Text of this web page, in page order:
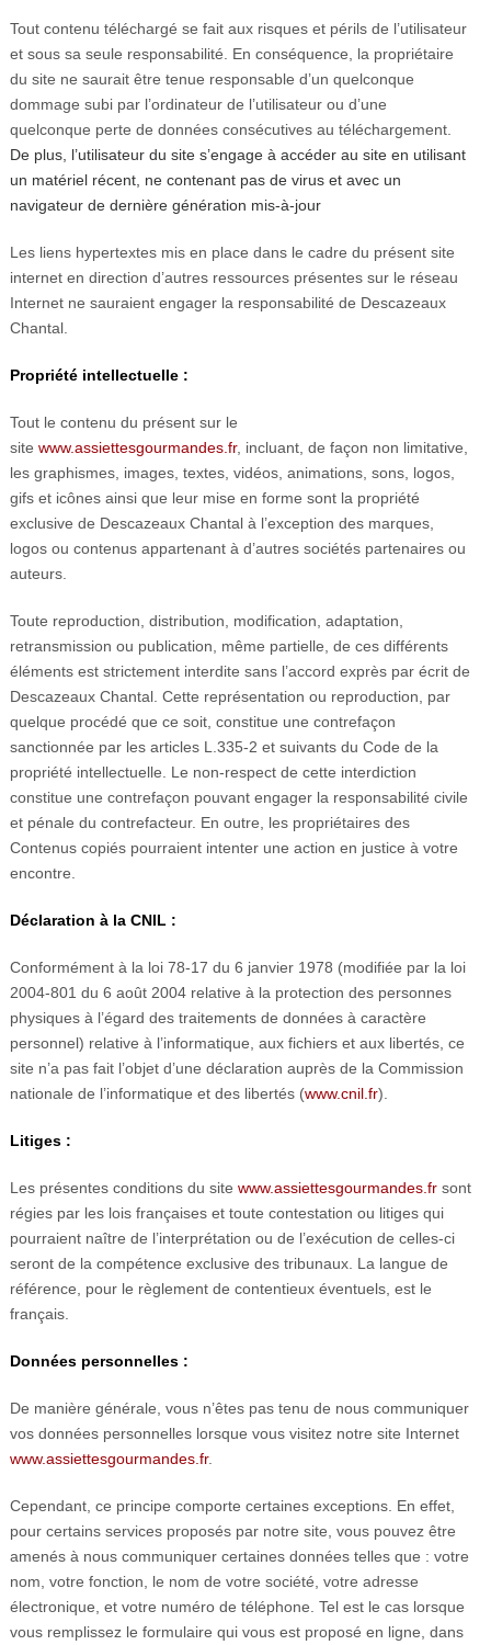
Tout contenu téléchargé se fait aux risques et périls de l’utilisateur
et sous sa seule responsabilité. En conséquence, la propriétaire
du site ne saurait être tenue responsable d’un quelconque
dommage subi par l’ordinateur de l’utilisateur ou d’une
quelconque perte de données consécutives au téléchargement.
De plus, l’utilisateur du site s’engage à accéder au site en utilisant
un matériel récent, ne contenant pas de virus et avec un
navigateur de dernière génération mis-à-jour
Les liens hypertextes mis en place dans le cadre du présent site
internet en direction d’autres ressources présentes sur le réseau
Internet ne sauraient engager la responsabilité de Descazeaux
Chantal.
Propriété intellectuelle :
Tout le contenu du présent sur le
site www.assiettesgourmandes.fr, incluant, de façon non limitative,
les graphismes, images, textes, vidéos, animations, sons, logos,
gifs et icônes ainsi que leur mise en forme sont la propriété
exclusive de Descazeaux Chantal à l’exception des marques,
logos ou contenus appartenant à d’autres sociétés partenaires ou
auteurs.
Toute reproduction, distribution, modification, adaptation,
retransmission ou publication, même partielle, de ces différents
éléments est strictement interdite sans l’accord exprès par écrit de
Descazeaux Chantal. Cette représentation ou reproduction, par
quelque procédé que ce soit, constitue une contrefaçon
sanctionnée par les articles L.335-2 et suivants du Code de la
propriété intellectuelle. Le non-respect de cette interdiction
constitue une contrefaçon pouvant engager la responsabilité civile
et pénale du contrefacteur. En outre, les propriétaires des
Contenus copiés pourraient intenter une action en justice à votre
encontre.
Déclaration à la CNIL :
Conformément à la loi 78-17 du 6 janvier 1978 (modifiée par la loi
2004-801 du 6 août 2004 relative à la protection des personnes
physiques à l’égard des traitements de données à caractère
personnel) relative à l’informatique, aux fichiers et aux libertés, ce
site n’a pas fait l’objet d’une déclaration auprès de la Commission
nationale de l’informatique et des libertés (www.cnil.fr).
Litiges :
Les présentes conditions du site www.assiettesgourmandes.frsont
régies par les lois françaises et toute contestation ou litiges qui
pourraient naître de l’interprétation ou de l’exécution de celles-ci
seront de la compétence exclusive des tribunaux. La langue de
référence, pour le règlement de contentieux éventuels, est le
français.
Données personnelles :
De manière générale, vous n’êtes pas tenu de nous communiquer
vos données personnelles lorsque vous visitez notre site Internet
www.assiettesgourmandes.fr.
Cependant, ce principe comporte certaines exceptions. En effet,
pour certains services proposés par notre site, vous pouvez être
amenés à nous communiquer certaines données telles que : votre
nom, votre fonction, le nom de votre société, votre adresse
électronique, et votre numéro de téléphone. Tel est le cas lorsque
vous remplissez le formulaire qui vous est proposé en ligne, dans